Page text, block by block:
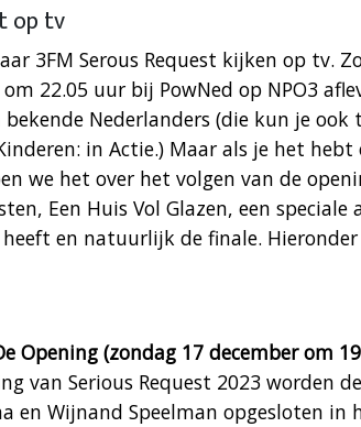
op tv
3FM Serous Request kijken op tv.
22.05 uur bij PowNed op NPO3
Nederlanders (die kun je ook
in Actie.) Maar als je het hebt
we het over het volgen van de
Een Huis Vol Glazen, een speciale
heeft en natuurlijk de finale.
Opening (zondag 17 december om
van Serious Request 2023 worden
en Wijnand Speelman opgesloten in